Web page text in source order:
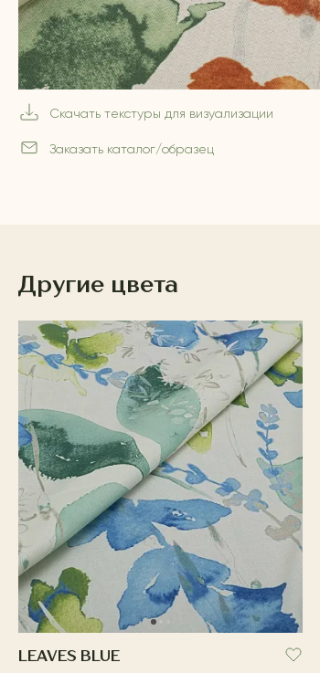
Скачать текстуры для визуализации
Заказать каталог/образец
Другие цвета
LEAVES BLUE